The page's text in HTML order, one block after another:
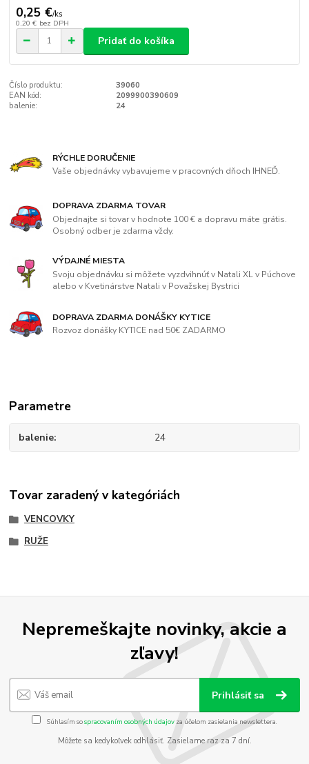
0,25 €/ks
0,20 € bez DPH
Pridať do košíka
Číslo produktu:
39060
EAN kód:
2099900390609
balenie:
24
RÝCHLE DORUČENIE
Vaše objednávky vybavujeme v pracovných dňoch IHNEĎ.
DOPRAVA ZDARMA TOVAR
Objednajte si tovar v hodnote 100 € a dopravu máte grátis.
Osobný odber je zdarma vždy.
VÝDAJNÉ MIESTA
Svoju objednávku si môžete vyzdvihnúť v Natali XL v Púchove
alebo v Kvetinárstve Natali v Považskej Bystrici
DOPRAVA ZDARMA DONÁŠKY KYTICE
Rozvoz donášky KYTICE nad 50€ ZADARMO
Parametre
balenie 24
Tovar zaradený v kategóriách
VENCOVKY
RUŽE
Nepremeškajte novinky, akcie a
zľavy!
Prihlásiť sa
Súhlasím sospracovaním osobných údajov za účelom zasielania newslettera.
Môžete sa kedykoľvek odhlásiť. Zasielame raz za 7 dní.